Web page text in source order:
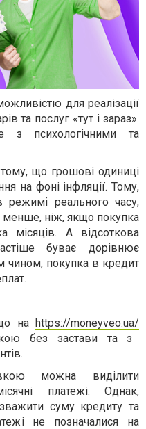
для реалізації
та послуг «тут і зараз».
з психологічними та
що грошові одиниці
на фоні інфляції. Тому,
реального часу,
менше, ніж, якщо покупка
місяців. А відсоткова
буває дорівнює
чином, покупка в кредит
на https://moneyveo.ua/
без застави та з
можна виділити
платежі. Однак,
суму кредиту та
не позначалися на